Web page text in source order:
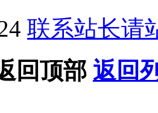
联系站长请
回顶部 返回